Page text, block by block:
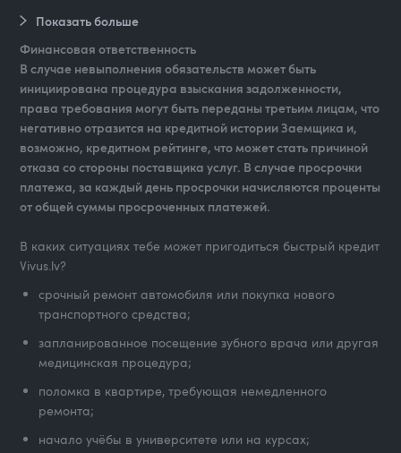
Показать больше
Финансовая ответственность
В случае невыполнения обязательств может быть
инициирована процедура взыскания задолженности,
права требования могут быть переданы третьим лицам, что
негативно отразится на кредитной истории Заемщика и,
возможно, кредитном рейтинге, что может стать причиной
отказа со стороны поставщика услуг. В случае просрочки
платежа, за каждый день просрочки начисляются проценты
от общей суммы просроченных платежей.
В каких ситуациях тебе может пригодиться быстрый кредит
Vivus.lv?
срочный ремонт автомобиля или покупка нового
транспортного средства;
запланированное посещение зубного врача или другая
медицинская процедура;
поломка в квартире, требующая немедленного
ремонта;
начало учёбы в университете или на курсах;